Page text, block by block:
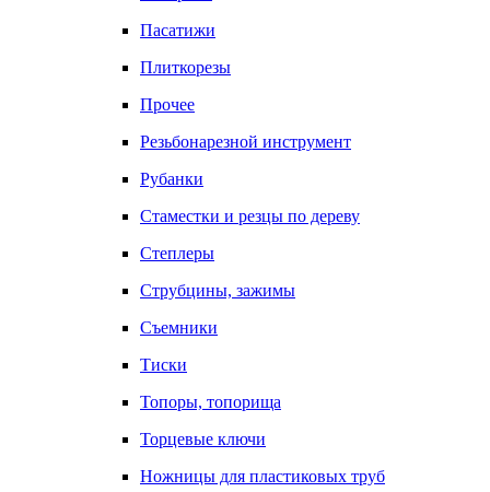
Пасатижи
Плиткорезы
Прочее
Резьбонарезной инструмент
Рубанки
Стаместки и резцы по дереву
Степлеры
Струбцины, зажимы
Съемники
Тиски
Топоры, топорища
Торцевые ключи
Ножницы для пластиковых труб